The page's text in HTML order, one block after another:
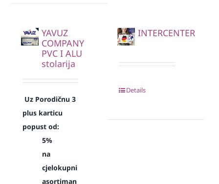
YAVUZ
COMPANY
PVC I ALU
stolarija
Uz Porodičnu 3
plus karticu
popust od:
5%
na
cjelokupni
asortiman
INTERCENTER
Details